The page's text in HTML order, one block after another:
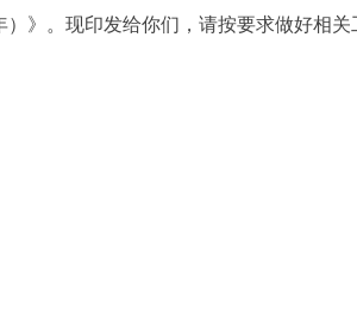
）》。现印发给你们，请按要求做好相关